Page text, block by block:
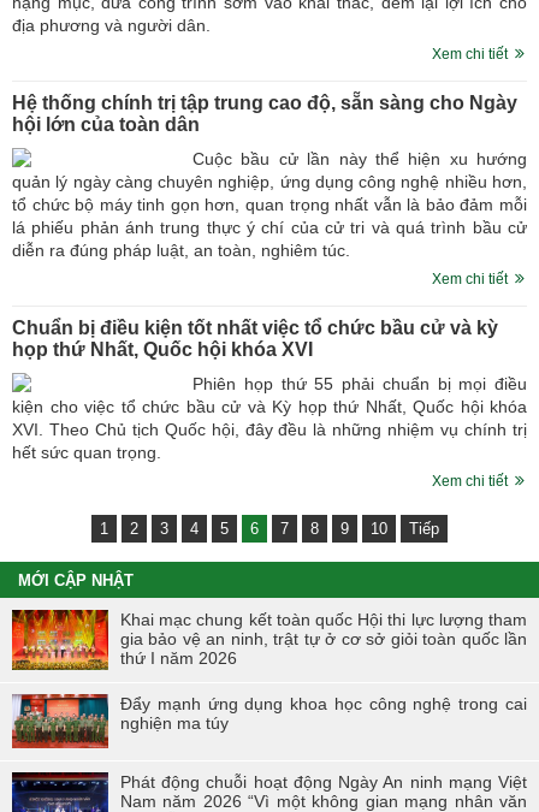
địa phương và người dân.
Xem chi tiết
Hệ thống chính trị tập trung cao độ, sẵn sàng cho Ngày
hội lớn của toàn dân
Cuộc bầu cử lần này thể hiện xu hướng
quản lý ngày càng chuyên nghiệp, ứng dụng công nghệ nhiều hơn,
tổ chức bộ máy tinh gọn hơn, quan trọng nhất vẫn là bảo đảm mỗi
lá phiếu phản ánh trung thực ý chí của cử tri và quá trình bầu cử
diễn ra đúng pháp luật, an toàn, nghiêm túc.
Xem chi tiết
Chuẩn bị điều kiện tốt nhất việc tổ chức bầu cử và kỳ
họp thứ Nhất, Quốc hội khóa XVI
Phiên họp thứ 55 phải chuẩn bị mọi điều
kiện cho việc tổ chức bầu cử và Kỳ họp thứ Nhất, Quốc hội khóa
XVI. Theo Chủ tịch Quốc hội, đây đều là những nhiệm vụ chính trị
hết sức quan trọng.
Xem chi tiết
1 2 3 4 5 6 7 8 9 10 Tiếp
MỚI CẬP NHẬT
Khai mạc chung kết toàn quốc Hội thi lực lượng tham
gia bảo vệ an ninh, trật tự ở cơ sở giỏi toàn quốc lần
thứ I năm 2026
Đẩy mạnh ứng dụng khoa học công nghệ trong cai
nghiện ma túy
Phát động chuỗi hoạt động Ngày An ninh mạng Việt
Nam năm 2026 “Vì một không gian mạng nhân văn